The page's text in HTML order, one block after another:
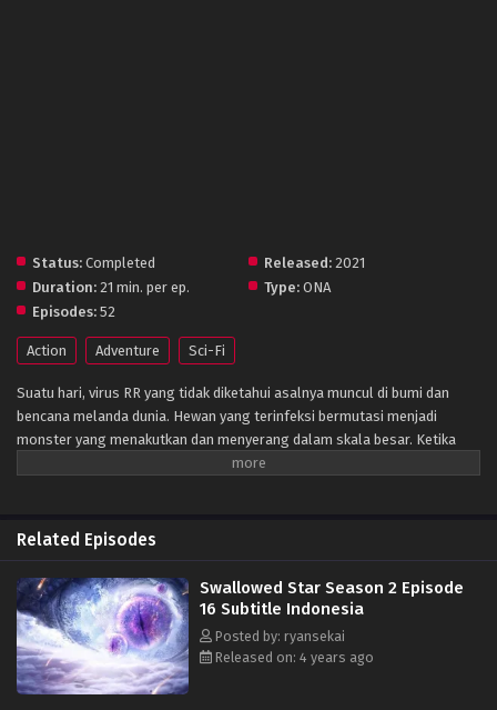
Status: Completed Released: 2021
Duration: 21 min. per ep. Type: ONA
Episodes: 52
Action Adventure Sci-Fi
Suatu hari, virus RR yang tidak diketahui asalnya muncul di bumi dan
bencana melanda dunia. Hewan yang terinfeksi bermutasi menjadi
monster yang menakutkan dan menyerang dalam skala besar. Ketika
manusia menghadapi kehancuran, mereka membangun tembok dan
Dalam lingkungan hidup yang ekstrem seperti itu, kekuatan fisik
manusia juga secara bertahap berevolusi dan berkembang, seni bela diri
bermunculan, dan kekuatan fisik manusia meningkat secara kualitatif
dibandingkan sebelumnya. Dan yang terbaik dari mereka disebut
"Prajurit". Luo Feng yang berusia 18 tahun juga bermimpi menjadi salah
satu dari mereka. Saat ini, dia akan mengikuti ujian masuk perguruan
tinggi dan menghadapi pilihan di persimpangan jalan dalam hidupnya,
tetapi tiba-tiba serangan monster mempengaruhi lintasan hidupnya. Hal
Related Episodes
Swallowed Star Season 2 Episode
16 Subtitle Indonesia
Posted by: ryansekai
Released on: 4 years ago